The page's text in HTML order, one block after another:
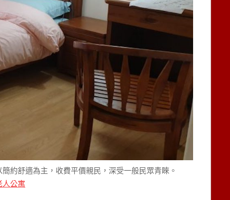
約舒適為主，收費平價親民，深受一般民眾青睞。
人公寓